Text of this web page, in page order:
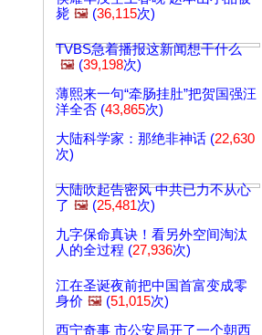
毙 🖼️ (36,115次)
TVBS急着播报这新闻想干什么
🖼️ (39,198次)
薄熙来一句“牵肠挂肚”把贺国强汪
洋全否 (43,865次)
大陆科学家：那绝非神话 (22,630
次)
大陆吹起告密风 中共已力不从心
了 🖼️ (25,481次)
九字保命真诀！看另外空间淘汰
人的全过程 (27,936次)
江在圣诞夜前把中国首富变成零
身价 🖼️ (51,015次)
西宁奇事 市公安局开了一个朝西